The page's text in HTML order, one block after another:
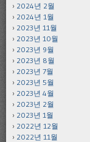
2024년 2월
2024년 1월
2023년 11월
2023년 10월
2023년 9월
2023년 8월
2023년 7월
2023년 5월
2023년 4월
2023년 2월
2023년 1월
2022년 12월
2022년 11월